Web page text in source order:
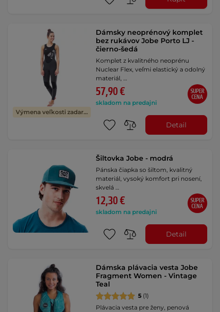
Výmena veľkosti zadarmo
Dámsky neoprénový komplet
bez rukávov Jobe Porto LJ -
čierno-šedá
Komplet z kvalitného neoprénu
Nuclear Flex, veľmi elastický a odolný
materiál, …
57,90 €
skladom na predajni
SUPER
CENA
Detail
Šiltovka Jobe - modrá
Pánska čiapka so šiltom, kvalitný
materiál, vysoký komfort pri nosení,
skvelá …
12,30 €
skladom na predajni
SUPER
CENA
Detail
Dámska plávacia vesta Jobe
Fragment Women - Vintage
Teal
5 (1)
Plávacia vesta pre ženy, penová